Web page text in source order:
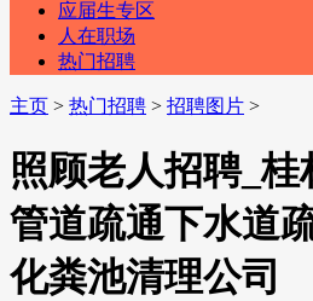
应届生专区
人在职场
热门招聘
主页 > 热门招聘 > 招聘图片 >
照顾老人招聘_
管道疏通下水道
化粪池清理公司